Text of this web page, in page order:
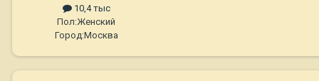
10,4 тыс
Пол:Женский
Город:Москва